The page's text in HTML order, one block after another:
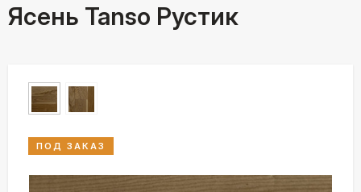
Ясень Tanso Рустик
ПОД ЗАКАЗ